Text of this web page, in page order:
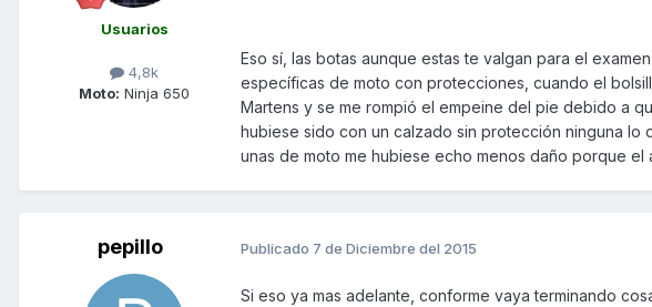
Usuarios
4,8k
Moto: Ninja 650
Eso sí, las botas aunque estas te valgan para el
específicas de moto con protecciones, cuando el
Martens y se me rompió el empeine del pie debido a
hubiese sido con un calzado sin protección ninguna
unas de moto me hubiese echo menos daño porque
pepillo Publicado 7 de Diciembre del 2015
Si eso ya mas adelante, conforme vaya terminando